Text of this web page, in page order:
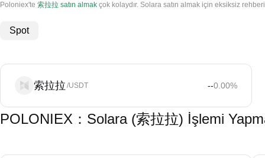
Poloniex'te 索拉拉 satın almak çok kolaydır. Solara satın almak için eksiksiz
Spot
索拉拉 /USDT --0.00%
POLONIEX：Solara (索拉拉) İşlemi